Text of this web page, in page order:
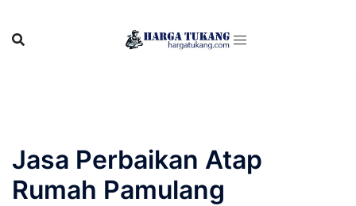
content
Jasa Perbaikan Atap
Rumah Pamulang